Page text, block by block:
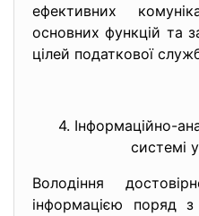
ефективних
основних функцій та
цілей податкової
4. Інформаційно-
системі
Володіння
інформацією поряд